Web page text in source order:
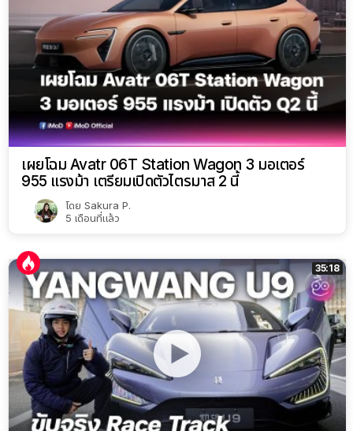
เผยโฉม Avatr 06T Station Wagon 3 มอเตอร์
955 แรงม้า เตรียมเปิดตัวไตรมาส 2 นี้
โดย Sakura P.
5 เดือนที่แล้ว
35:18